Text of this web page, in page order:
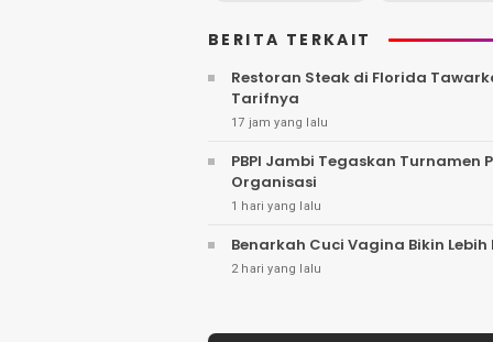
BERITA TERKAIT
Restoran Steak di Florida
Tarifnya
17 jam yang lalu
PBPI Jambi Tegaskan
Organisasi
1 hari yang lalu
Benarkah Cuci Vagina Bikin
2 hari yang lalu